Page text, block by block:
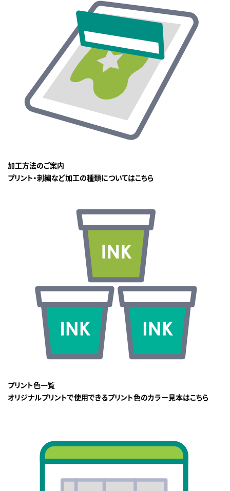
加工方法のご案内
プリント・刺繍など加工の種類についてはこちら
プリント色一覧
オリジナルプリントで使用できるプリント色のカラー見本はこちら